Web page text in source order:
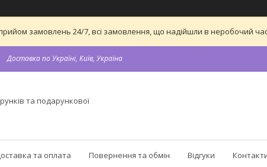
прийом замовлень 24/7, всі замовлення, що надійшли в неробочий
Доставка по Україні, Київ, Україна
та подарункової
та оплата Повернення та обмін Відгуки